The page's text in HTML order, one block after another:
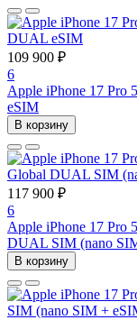
109 900 ₽
6
Apple iPhone 17 Pro
eSIM
В корзину
117 900 ₽
6
Apple iPhone 17 Pro
DUAL SIM (nano
В корзину